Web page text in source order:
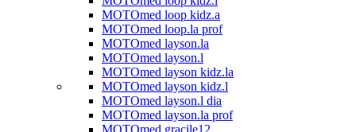
MOTOmed loop kidz.a
MOTOmed loop.la prof
MOTOmed layson.la
MOTOmed layson.l
MOTOmed layson kidz.la
MOTOmed layson kidz.l
MOTOmed layson.l dia
MOTOmed layson.la prof
MOTOmed gracile12